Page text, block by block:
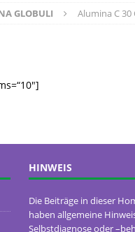
GLOBULI Alumina C 30
HINWEIS
Die Beiträge in dieser
haben allgemeine
Selbstdiagnose oder